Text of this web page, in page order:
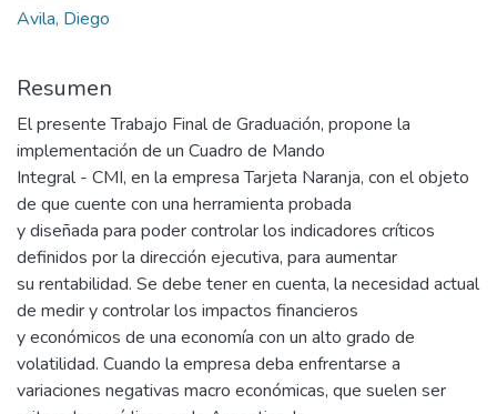
Avila, Diego
Resumen
El presente Trabajo Final de Graduación, propone la
implementación de un Cuadro de Mando
Integral - CMI, en la empresa Tarjeta Naranja, con el objeto
de que cuente con una herramienta probada
y diseñada para poder controlar los indicadores críticos
definidos por la dirección ejecutiva, para aumentar
su rentabilidad. Se debe tener en cuenta, la necesidad actual
de medir y controlar los impactos financieros
y económicos de una economía con un alto grado de
volatilidad. Cuando la empresa deba enfrentarse a
variaciones negativas macro económicas, que suelen ser